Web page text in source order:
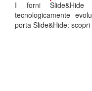
I forni Slide&Hide
tecnologicamente
porta Slide&Hide: